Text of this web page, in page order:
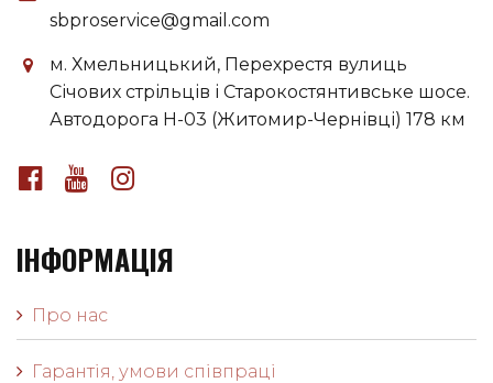
sbproservice@gmail.com
м. Хмельницький, Перехрестя вулиць
Січових стрільців і Старокостянтивське шосе.
Автодорога H-03 (Житомир-Чернівці) 178 км
ІНФОРМАЦІЯ
Про нас
Гарантія, умови співпраці